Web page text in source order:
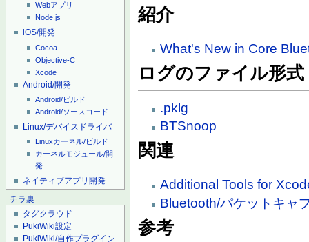
Webアプリ
Node.js
iOS/開発
Cocoa
Objective-C
Xcode
Android/開発
Android/ビルド
Android/ソースコード
Linux/デバイスドライバ
Linuxカーネル/ビルド
カーネルモジュール/開
発
ネイティブアプリ開発
チラ裏
タグクラウド
PukiWiki設定
PukiWiki/自作プラグイン
紹介
What's New in Core
ログのファイル形式
.pklg
BTSnoop
関連
Additional Tools for
Bluetooth/パケットキャ
参考